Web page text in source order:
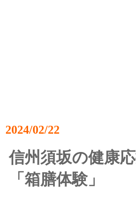
2024/02/22
信州須坂の健康
「箱膳体験」